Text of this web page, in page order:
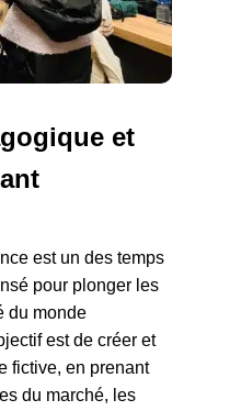
et
est un des temps
pour plonger les
du monde
est de créer et
fictive, en prenant
du marché, les